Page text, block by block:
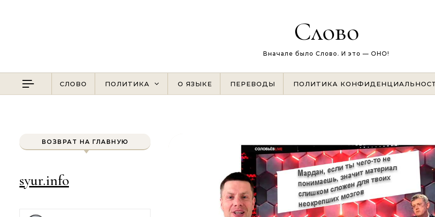
Слово
Вначале было Слово. И это — ОНО!
СЛОВО ПОЛИТИКА О ЯЗЫКЕ ПЕРЕВОДЫ ПОЛИТИКА
ВОЗВРАТ НА ГЛАВНУЮ
syur.info